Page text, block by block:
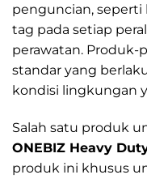
penguncian, seperti
tag pada setiap
perawatan.
standar yang
kondisi lingkungan
Salah satu produk
ONEBIZ Heavy
produk ini khusus